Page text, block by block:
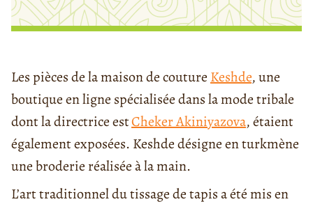
Les pièces de la maison de couture Keshde, une
boutique en ligne spécialisée dans la mode tribale
dont la directrice estCheker Akiniyazova, étaient
également exposées. Keshde désigne en turkmène
une broderie réalisée à la main.
L’art traditionnel du tissage de tapis a été mis en